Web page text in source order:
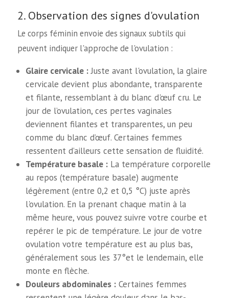
2. Observation des signes d'ovulation
Le corps féminin envoie des signaux subtils qui
peuvent indiquer l'approche de l'ovulation :
Glaire cervicale :Juste avant l'ovulation, la glaire
cervicale devient plus abondante, transparente
et filante, ressemblant à du blanc d'œuf cru. Le
jour de l’ovulation, ces pertes vaginales
deviennent filantes et transparentes, un peu
comme du blanc d’œuf. Certaines femmes
ressentent d’ailleurs cette sensation de fluidité.
Température basale : La température corporelle
au repos (température basale) augmente
légèrement (entre 0,2 et 0,5 °C) juste après
l'ovulation. En la prenant chaque matin à la
même heure, vous pouvez suivre votre courbe et
repérer le pic de température. Le jour de votre
ovulation votre température est au plus bas,
généralement sous les 37°et le lendemain, elle
monte en flèche.
Douleurs abdominales : Certaines femmes